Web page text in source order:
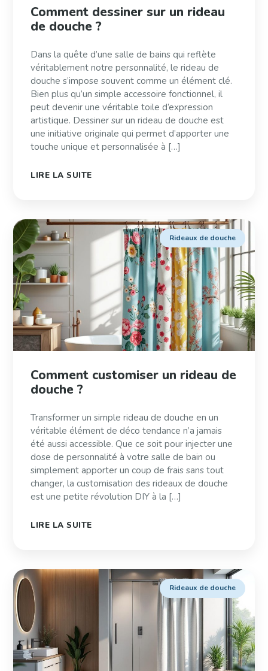
Comment dessiner sur un rideau
de douche ?
Dans la quête d’une salle de bains qui reflète
véritablement notre personnalité, le rideau de
douche s’impose souvent comme un élément clé.
Bien plus qu’un simple accessoire fonctionnel, il
peut devenir une véritable toile d’expression
artistique. Dessiner sur un rideau de douche est
une initiative originale qui permet d’apporter une
touche unique et personnalisée à […]
LIRE LA SUITE
Rideaux de douche
Comment customiser un rideau de
douche ?
Transformer un simple rideau de douche en un
véritable élément de déco tendance n’a jamais
été aussi accessible. Que ce soit pour injecter une
dose de personnalité à votre salle de bain ou
simplement apporter un coup de frais sans tout
changer, la customisation des rideaux de douche
est une petite révolution DIY à la […]
LIRE LA SUITE
Rideaux de douche